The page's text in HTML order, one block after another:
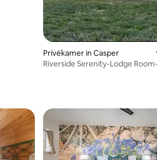
Privékamer in Casper
Riverside Serenity-Lodge